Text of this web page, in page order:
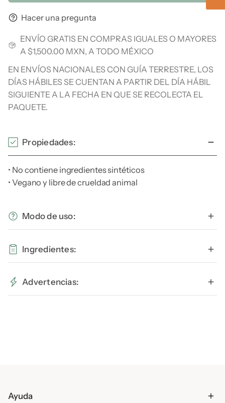
Hacer una pregunta
ENVÍO GRATIS EN COMPRAS IGUALES O MAYORES
A $1,500.00 MXN, A TODO MÉXICO
EN ENVÍOS NACIONALES CON GUÍA TERRESTRE, LOS
DÍAS HÁBILES SE CUENTAN A PARTIR DEL DÍA HÁBIL
SIGUIENTE A LA FECHA EN QUE SE RECOLECTA EL
PAQUETE.
Propiedades:
• No contiene ingredientes sintéticos
• Vegano y libre de crueldad animal
Modo de uso:
Ingredientes:
Aceite Orgánico Persea Gratissima (Aguacate)*, Cera de
Abeja Orgánica, Aceite Orgánico de Semilla de
Advertencias:
Ayuda